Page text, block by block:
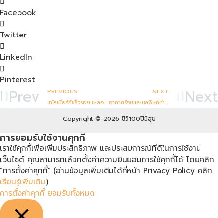
Facebook
Twitter
LinkedIn
Pinterest
Prev PREVIOUS
เทโลเมียร์กับริ้วรอย ชะลอวัย
NEXT
อากาศร้อนและมลพิษก็ทำร้ายเทโลเมียร์ Next
Copyright © 2026 ชีวี100ปีมีสุข
การยอมรับใช้งานคุกกี้
เราใช้คุกกี้เพื่อเพิ่มประสิทธิภาพ และประสบการณ์ที่ดีในการใช้งาน
เว็บไซต์ คุณสามารถเลือกตั้งค่าความยินยอมการใช้คุกกี้ได้ โดยคลิก
"การตั้งค่าคุกกี้" (อ่านข้อมูลเพิ่มเติมได้ที่หน้า Privacy Policy คลิก
เรียนรู้เพิ่มเติม)
การตั้งค่าคุกกี้ ยอมรับทั้งหมด